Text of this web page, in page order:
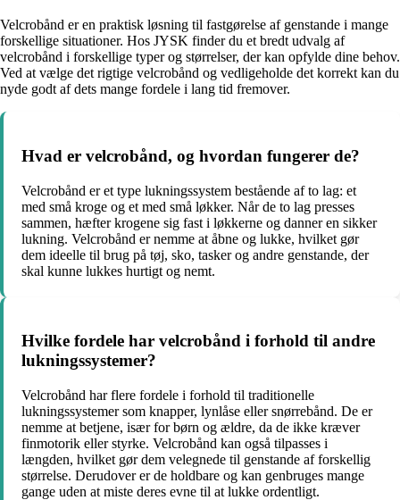
Velcrobånd er en praktisk løsning til fastgørelse af genstande i mange
forskellige situationer. Hos JYSK finder du et bredt udvalg af
velcrobånd i forskellige typer og størrelser, der kan opfylde dine behov.
Ved at vælge det rigtige velcrobånd og vedligeholde det korrekt kan du
nyde godt af dets mange fordele i lang tid fremover.
Hvad er velcrobånd, og hvordan fungerer de?
Velcrobånd er et type lukningssystem bestående af to lag: et
med små kroge og et med små løkker. Når de to lag presses
sammen, hæfter krogene sig fast i løkkerne og danner en sikker
lukning. Velcrobånd er nemme at åbne og lukke, hvilket gør
dem ideelle til brug på tøj, sko, tasker og andre genstande, der
skal kunne lukkes hurtigt og nemt.
Hvilke fordele har velcrobånd i forhold til andre
lukningssystemer?
Velcrobånd har flere fordele i forhold til traditionelle
lukningssystemer som knapper, lynlåse eller snørrebånd. De er
nemme at betjene, især for børn og ældre, da de ikke kræver
finmotorik eller styrke. Velcrobånd kan også tilpasses i
længden, hvilket gør dem velegnede til genstande af forskellig
størrelse. Derudover er de holdbare og kan genbruges mange
gange uden at miste deres evne til at lukke ordentligt.